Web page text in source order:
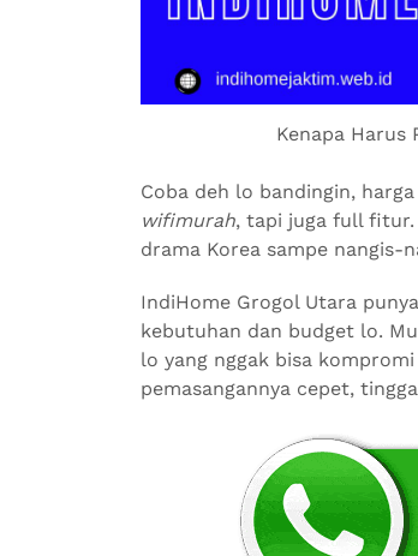
Kenapa Harus
Coba deh lo bandingin,
wifimurah, tapi juga full fitur.
drama Korea sampe nangis-
IndiHome Grogol Utara
kebutuhan dan budget lo.
lo yang nggak bisa
pemasangannya cepet,